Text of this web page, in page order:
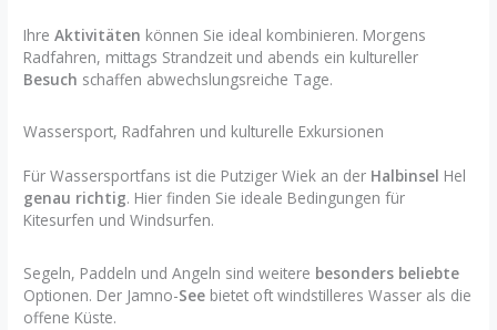
IhreAktivitäten können Sie ideal kombinieren. Morgens
Radfahren, mittags Strandzeit und abends ein kultureller
Besuch schaffen abwechslungsreiche Tage.
Wassersport, Radfahren und kulturelle Exkursionen
Für Wassersportfans ist die Putziger Wiek an der Halbinsel Hel
genau richtig. Hier finden Sie ideale Bedingungen für
Kitesurfen und Windsurfen.
Segeln, Paddeln und Angeln sind weitere besonders beliebte
Optionen. Der Jamno-See bietet oft windstilleres Wasser als die
offene Küste.